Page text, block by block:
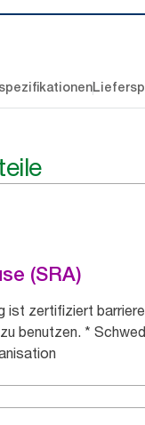
(SRA)
ist zertifiziert
benutzen. *